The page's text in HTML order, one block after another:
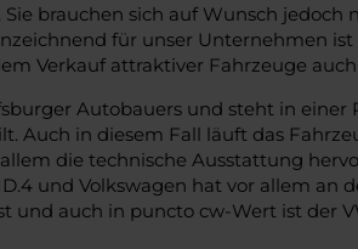
brauchen sich auf Wunsch
für unser Unternehmen
Verkauf attraktiver Fahrzeuge
Autobauers und steht in
Auch in diesem Fall läuft das
die technische Ausstattung
und Volkswagen hat vor allem
und auch in puncto cw-Wert ist der